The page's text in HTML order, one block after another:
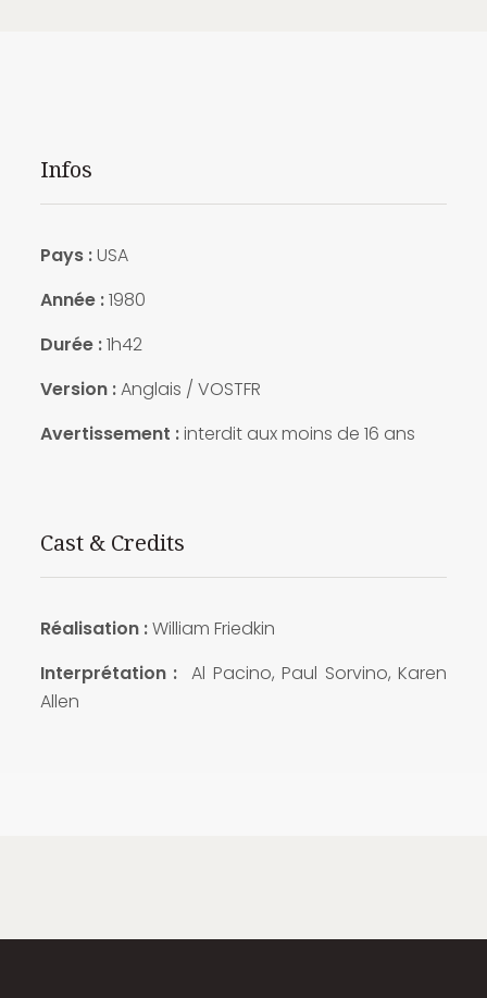
Infos
Pays :USA
Année :1980
Durée :1h42
Version :Anglais / VOSTFR
Avertissement :interdit aux moins de 16 ans
Cast & Credits
Réalisation :William Friedkin
Interprétation : Al Pacino, Paul Sorvino, Karen
Allen